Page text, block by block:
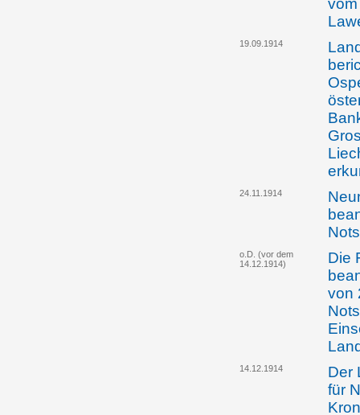
19.09.1914
24.11.1914
o.D. (vor dem
14.12.1914)
Die
von
14.12.1914
Der
für